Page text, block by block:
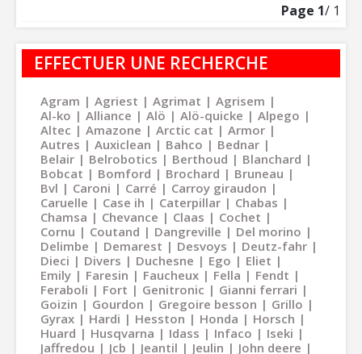
Page 1/ 1
EFFECTUER UNE RECHERCHE
Agram Agriest Agrimat
Agrisem
Al-ko
Alliance Alö Alö-quicke
Alpego
Altec
Amazone Arctic cat
Armor
Autres
Auxiclean Bahco
Bednar
Belair
Belrobotics Berthoud
Blanchard
Bobcat
Bomford Brochard
Bruneau
Bvl
Caroni Carré
Carroy giraudon
Caruelle
Case ih Caterpillar
Chabas
Chamsa
Chevance Claas
Cochet
Cornu
Coutand Dangreville
Del morino
Delimbe
Demarest Desvoys
Deutz-fahr
Dieci
Divers Duchesne Ego
Eliet
Emily
Faresin Faucheux Fella
Fendt
Feraboli
Fort Genitronic
Gianni ferrari
Goizin
Gourdon Gregoire besson
Grillo
Gyrax
Hardi Hesston Honda
Horsch
Huard
Husqvarna Idass Infaco
Iseki
Jaffredou
Jcb Jeantil Jeulin
John deere